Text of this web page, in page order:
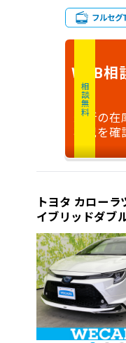
相談無料
WEB相
最新の在
状況を確
トヨタ カロー
イブリッドダブ